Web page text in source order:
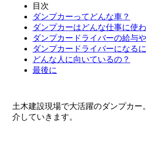
目次
ダンプカーってどんな車？
ダンプカーはどんな仕事に使
ダンプカードライバーの給与
ダンプカードライバーになる
どんな人に向いているの？
最後に
土木建設現場で大活躍のダンプカ
介していきます。